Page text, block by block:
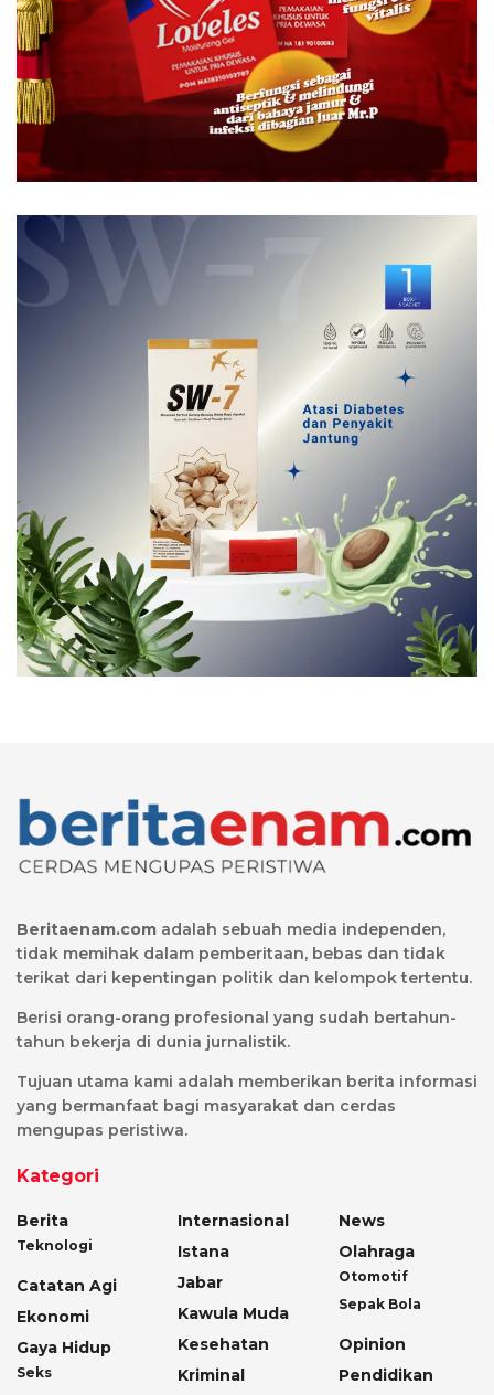
Beritaenam.com adalah sebuah media independen,
tidak memihak dalam pemberitaan, bebas dan tidak
terikat dari kepentingan politik dan kelompok tertentu.
Berisi orang-orang profesional yang sudah bertahun-
tahun bekerja di dunia jurnalistik.
Tujuan utama kami adalah memberikan berita informasi
yang bermanfaat bagi masyarakat dan cerdas
mengupas peristiwa.
Kategori
Berita
Teknologi
Catatan Agi
Ekonomi
Gaya Hidup
Seks
Internasional
Istana
Jabar
Kawula Muda
Kesehatan
Kriminal
News
Olahraga
Otomotif
Sepak Bola
Opinion
Pendidikan